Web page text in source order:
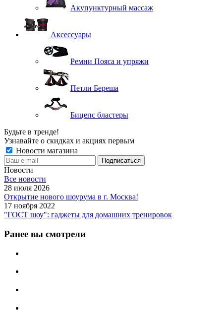
Акупунктурный массаж
Аксессуары
Ремни Пояса и упряжи
Петли Береша
Бицепс бластеры
Будьте в тренде!
Узнавайте о скидках и акциях первым
Новости магазина
Новости
Все новости
28 июля 2026
Открытие нового шоурума в г. Москва!
17 ноября 2022
"ГОСТ шоу": гаджеты для домашних тренировок
Ранее вы смотрели